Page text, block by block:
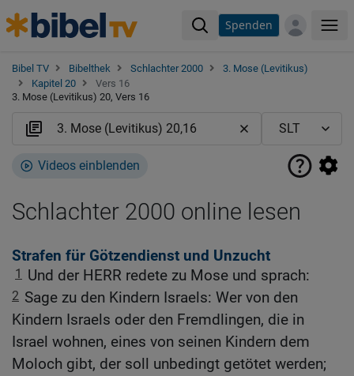
Spenden
Bibel TV Bibelthek Schlachter 2000
3. Mose (Levitikus)
Kapitel 20
Vers 16
3. Mose (Levitikus) 20, Vers 16
Videos einblenden
Schlachter 2000 online lesen
Strafen für Götzendienst und Unzucht
1 Und der HERR redete zu Mose und sprach:
2 Sage zu den Kindern Israels: Wer von den
Kindern Israels oder den Fremdlingen, die in
Israel wohnen, eines von seinen Kindern dem
Moloch gibt, der soll unbedingt getötet werden;